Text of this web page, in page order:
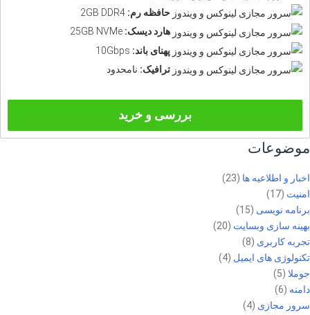
حافظه رم:
هارد دیسک:
پهنای باند:
ترافیک: نامحدود
بررسی و خرید
موضوعات
اخبار و اطلاعیه ها (23)
امنیت (17)
برنامه نویسی (15)
بهینه سازی وبسایت (20)
تجربه کاربری (8)
تکنولوژی های ایمیل (4)
جوملا (5)
دامنه (6)
سرور مجازی (4)